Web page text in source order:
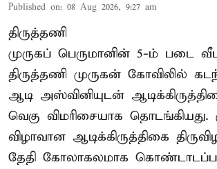
Published on: 08 Aug 2026, 9:27 am
திருத்தணி
முருகப் பெருமானின் 5-ம் படை
திருத்தணி முருகன் கோவிலில்
ஆடி அஸ்வினியுடன்
வெகு விமரிசையாக தொடங்கியது.
விழாவான ஆடிக்கிருத்திகை
தேதி கோலாகலமாக